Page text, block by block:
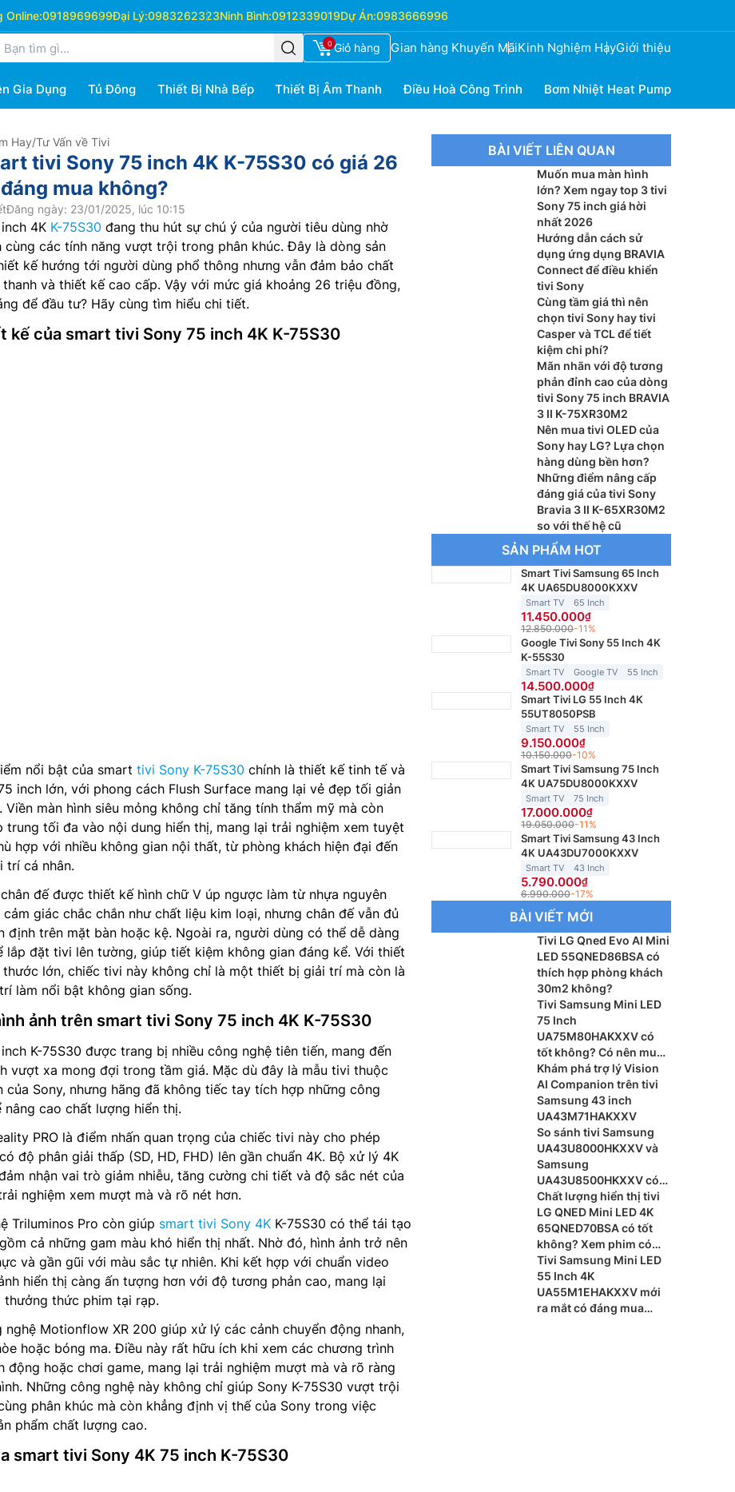
Online:0918969699Đại Lý:0983262323Ninh Bình:0912339019Dự Án:0983666996
0 Giỏ hàng Gian hàng Khuyến MãiKinh Nghiệm HayGiới thiệu
Gia Dụng Tủ Đông Thiết Bị Nhà Bếp Thiết Bị Âm Thanh Điều Hoà Công Trình Bơm Nhiệt Heat Pump
Hay/Tư Vấn về Tivi
tivi Sony 75 inch 4K K-75S30 có giá 26
mua không?
Đăng ngày: 23/01/2025, lúc 10:15
4K K-75S30 đang thu hút sự chú ý của người tiêu dùng nhờ
cùng các tính năng vượt trội trong phân khúc. Đây là dòng sản
kế hướng tới người dùng phổ thông nhưng vẫn đảm bảo chất
thanh và thiết kế cao cấp. Vậy với mức giá khoảng 26 triệu đồng,
để đầu tư? Hãy cùng tìm hiểu chi tiết.
kế của smart tivi Sony 75 inch 4K K-75S30
nổi bật của smart tivi Sony K-75S30 chính là thiết kế tinh tế và
inch lớn, với phong cách Flush Surface mang lại vẻ đẹp tối giản
Viền màn hình siêu mỏng không chỉ tăng tính thẩm mỹ mà còn
trung tối đa vào nội dung hiển thị, mang lại trải nghiệm xem tuyệt
hợp với nhiều không gian nội thất, từ phòng khách hiện đại đến
trí cá nhân.
đế được thiết kế hình chữ V úp ngược làm từ nhựa nguyên
giác chắc chắn như chất liệu kim loại, nhưng chân đế vẫn đủ
định trên mặt bàn hoặc kệ. Ngoài ra, người dùng có thể dễ dàng
lắp đặt tivi lên tường, giúp tiết kiệm không gian đáng kể. Với thiết
lớn, chiếc tivi này không chỉ là một thiết bị giải trí mà còn là
làm nổi bật không gian sống.
ảnh trên smart tivi Sony 75 inch 4K K-75S30
K-75S30 được trang bị nhiều công nghệ tiên tiến, mang đến
vượt xa mong đợi trong tầm giá. Mặc dù đây là mẫu tivi thuộc
của Sony, nhưng hãng đã không tiếc tay tích hợp những công
nâng cao chất lượng hiển thị.
PRO là điểm nhấn quan trọng của chiếc tivi này cho phép
độ phân giải thấp (SD, HD, FHD) lên gần chuẩn 4K. Bộ xử lý 4K
nhận vai trò giảm nhiễu, tăng cường chi tiết và độ sắc nét của
nghiệm xem mượt mà và rõ nét hơn.
Triluminos Pro còn giúp smart tivi Sony 4K K-75S30 có thể tái tạo
cả những gam màu khó hiển thị nhất. Nhờ đó, hình ảnh trở nên
và gần gũi với màu sắc tự nhiên. Khi kết hợp với chuẩn video
hiển thị càng ấn tượng hơn với độ tương phản cao, mang lại
thưởng thức phim tại rạp.
nghệ Motionflow XR 200 giúp xử lý các cảnh chuyển động nhanh,
hoặc bóng ma. Điều này rất hữu ích khi xem các chương trình
động hoặc chơi game, mang lại trải nghiệm mượt mà và rõ ràng
Những công nghệ này không chỉ giúp Sony K-75S30 vượt trội
phân khúc mà còn khẳng định vị thế của Sony trong việc
phẩm chất lượng cao.
smart tivi Sony 4K 75 inch K-75S30
BÀI VIẾT LIÊN QUAN
Muốn mua màn hình
lớn? Xem ngay top 3 tivi
Sony 75 inch giá hời
nhất 2026
Hướng dẫn cách sử
dụng ứng dụng BRAVIA
Connect để điều khiển
tivi Sony
Cùng tầm giá thì nên
chọn tivi Sony hay tivi
Casper và TCL để tiết
kiệm chi phí?
Mãn nhãn với độ tương
phản đỉnh cao của dòng
tivi Sony 75 inch BRAVIA
3 II K-75XR30M2
Nên mua tivi OLED của
Sony hay LG? Lựa chọn
hàng dùng bền hơn?
Những điểm nâng cấp
đáng giá của tivi Sony
Bravia 3 II K-65XR30M2
so với thế hệ cũ
SẢN PHẨM HOT
Smart Tivi Samsung 65 Inch
4K UA65DU8000KXXV
Smart TV 65 Inch
11.450.000
12.850.000-11%
Google Tivi Sony 55 Inch 4K
K-55S30
Smart TV Google TV 55 Inch
14.500.000
Smart Tivi LG 55 Inch 4K
55UT8050PSB
Smart TV 55 Inch
9.150.000
10.150.000-10%
Smart Tivi Samsung 75 Inch
4K UA75DU8000KXXV
Smart TV 75 Inch
17.000.000
19.050.000-11%
Smart Tivi Samsung 43 Inch
4K UA43DU7000KXXV
Smart TV 43 Inch
5.790.000
6.990.000-17%
BÀI VIẾT MỚI
Tivi LG Qned Evo AI Mini
LED 55QNED86BSA có
thích hợp phòng khách
30m2 không?
Tivi Samsung Mini LED
75 Inch
UA75M80HAKXXV có
tốt không? Có nên mua
không?
Khám phá trợ lý Vision
AI Companion trên tivi
Samsung 43 inch
UA43M71HAKXXV
So sánh tivi Samsung
UA43U8000HKXXV và
Samsung
UA43U8500HKXXV có
gì khác biệt?
Chất lượng hiển thị tivi
LG QNED Mini LED 4K
65QNED70BSA có tốt
không? Xem phim có
sắc nét?
Tivi Samsung Mini LED
55 Inch 4K
UA55M1EHAKXXV mới
ra mắt có đáng mua